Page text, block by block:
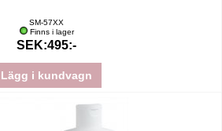
SM-57XX
Finns i lager
SEK:495:-
Lägg i kundvagn